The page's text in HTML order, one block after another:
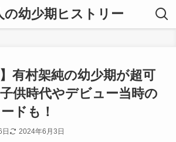
の幼少期ヒストリー
】有村架純の幼少期が超可
供時代やデビュー当時の
ドも！
2024年6月3日